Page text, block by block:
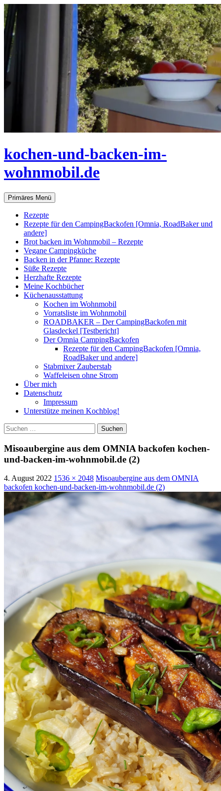
Zum
Inhalt
springen
kochen-und-backen-im-
wohnmobil.de
Suchen
Primäres Menü
Rezepte
Rezepte für den CampingBackofen [Omnia, RoadBaker und
andere]
Brot backen im Wohnmobil – Rezepte
Vegane Campingküche
Backen in der Pfanne: Rezepte
Süße Rezepte
Herzhafte Rezepte
Meine Kochbücher
Küchenausstattung
Kochen im Wohnmobil
Vorratsliste im Wohnmobil
ROADBAKER – Der CampingBackofen mit
Glasdeckel [Testbericht]
Der Omnia CampingBackofen
Rezepte für den CampingBackofen [Omnia,
RoadBaker und andere]
Stabmixer Zauberstab
Waffeleisen ohne Strom
Über mich
Datenschutz
Impressum
Unterstütze meinen Kochblog!
Suchen
nach:
Misoaubergine aus dem OMNIA backofen kochen-
und-backen-im-wohnmobil.de (2)
4. August 2022 1536 × 2048 Misoaubergine aus dem OMNIA
backofen kochen-und-backen-im-wohnmobil.de (2)